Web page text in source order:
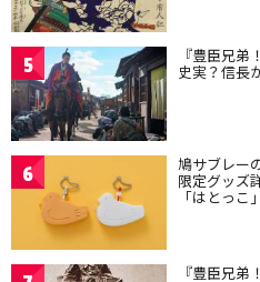
5 『豊臣兄
史実？信長
6 鳩サブレー
限定グッズ
「はとっこ」
『豊臣兄